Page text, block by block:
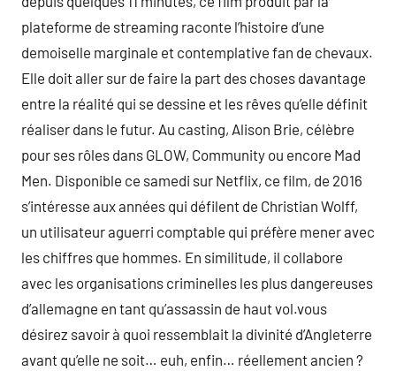
plateforme de streaming raconte l’histoire d’une
demoiselle marginale et contemplative fan de chevaux.
Elle doit aller sur de faire la part des choses davantage
entre la réalité qui se dessine et les rêves qu’elle définit
réaliser dans le futur. Au casting, Alison Brie, célèbre
pour ses rôles dans GLOW, Community ou encore Mad
Men. Disponible ce samedi sur Netflix, ce film, de 2016
s’intéresse aux années qui défilent de Christian Wolff,
un utilisateur aguerri comptable qui préfère mener avec
les chiffres que hommes. En similitude, il collabore
avec les organisations criminelles les plus dangereuses
d’allemagne en tant qu’assassin de haut vol.vous
désirez savoir à quoi ressemblait la divinité d’Angleterre
avant qu’elle ne soit… euh, enfin… réellement ancien ?